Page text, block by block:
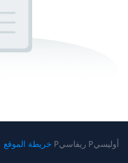
Pريفاسي Pأوليسي